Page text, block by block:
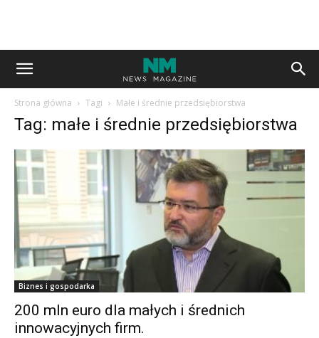
Strona główna Tagi Małe i średnie przedsiębiorstwa
Tag: małe i średnie przedsiębiorstwa
Biznes i gospodarka
200 mln euro dla małych i średnich
innowacyjnych firm.